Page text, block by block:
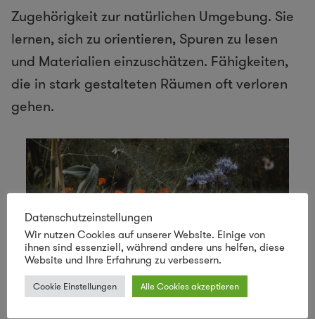
Zugehörigkeit zur natürlichen Umgebung. Sie
lernen, sich zu orientieren, Spuren zu lesen
und Materialien einzuschätzen. Fähigkeiten,
die in stark gestalteten Räumen oft verloren
gehen.
Datenschutzeinstellungen
Wir nutzen Cookies auf unserer Website. Einige von
ihnen sind essenziell, während andere uns helfen, diese
Website und Ihre Erfahrung zu verbessern.
Cookie Einstellungen Alle Cookies akzeptieren